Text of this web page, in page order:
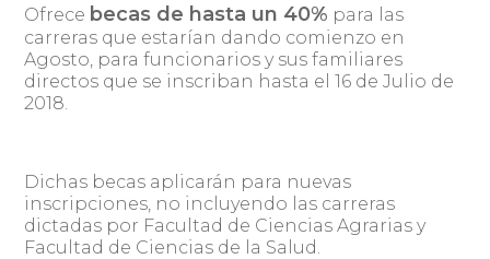
Ofrece becas de hasta un 40% para las
carreras que estarían dando comienzo en
Agosto, para funcionarios y sus familiares
directos que se inscriban hasta el 16 de Julio de
2018.
Dichas becas aplicarán para nuevas
inscripciones, no incluyendo las carreras
dictadas por Facultad de Ciencias Agrarias y
Facultad de Ciencias de la Salud.